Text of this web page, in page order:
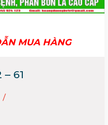
MUA HÀNG
61